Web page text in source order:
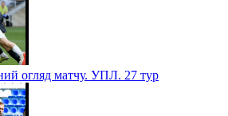
огляд матчу. УПЛ. 27 тур